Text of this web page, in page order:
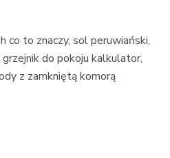
co to znaczy, sol peruwiański,
do pokoju kalkulator,
z zamkniętą komorą